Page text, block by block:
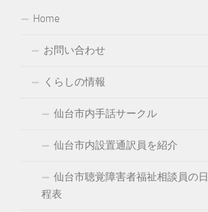
Home
お問い合わせ
くらしの情報
仙台市内手話サークル
仙台市内設置通訳員を紹介
仙台市聴覚障害者福祉相談員の日
程表